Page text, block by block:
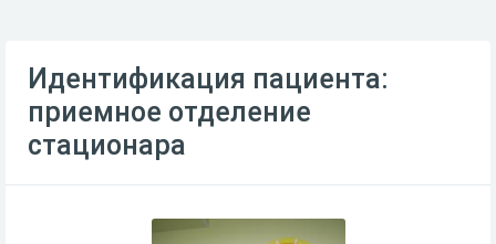
Идентификация пациента:
приемное отделение
стационара